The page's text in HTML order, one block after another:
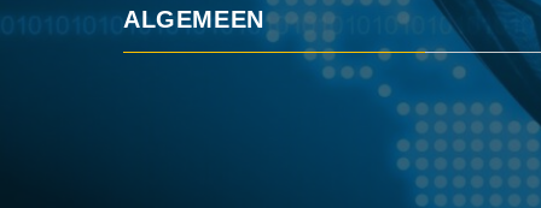
ALGEMEEN